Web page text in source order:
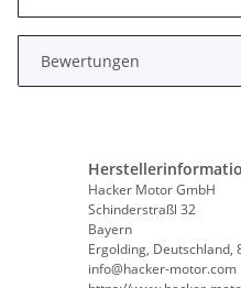
Bewertungen
Hacker Motor GmbH
Schinderstraßl 32
Bayern
Ergolding, Deutschland,
info@hacker-motor.com